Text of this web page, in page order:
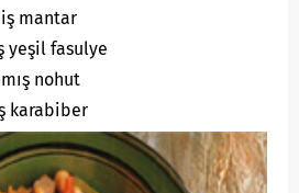
mantar
yeşil fasulye
nohut
karabiber